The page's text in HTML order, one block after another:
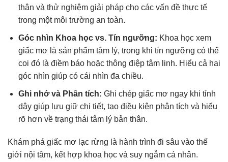
thân và thử nghiệm giải pháp cho các vấn đề thực tế
trong một môi trường an toàn.
Góc nhìn Khoa học vs. Tín ngưỡng: Khoa học xem
giấc mơ là sản phẩm tâm lý, trong khi tín ngưỡng có thể
coi đó là điềm báo hoặc thông điệp tâm linh. Hiểu cả hai
góc nhìn giúp có cái nhìn đa chiều.
Ghi nhớ và Phân tích: Ghi chép giấc mơ ngay khi tỉnh
dậy giúp lưu giữ chi tiết, tạo điều kiện phân tích và hiểu
rõ hơn về trạng thái tâm lý bản thân.
Khám phá giấc mơ lạc rừng là hành trình đi sâu vào thế
giới nội tâm, kết hợp khoa học và suy ngẫm cá nhân.